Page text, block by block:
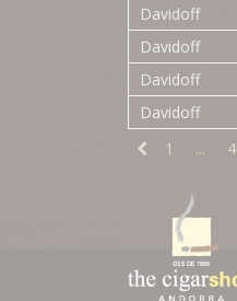
Davidoff
Davidoff
Davidoff
Davidoff
1
... 4